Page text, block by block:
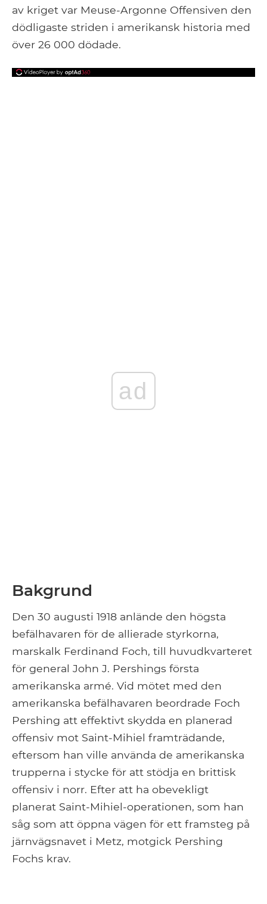
av kriget var Meuse-Argonne Offensiven den
dödligaste striden i amerikansk historia med
över 26 000 dödade.
ad
Bakgrund
Den 30 augusti 1918 anlände den högsta
befälhavaren för de allierade styrkorna,
marskalk Ferdinand Foch, till huvudkvarteret
för general John J. Pershings första
amerikanska armé. Vid mötet med den
amerikanska befälhavaren beordrade Foch
Pershing att effektivt skydda en planerad
offensiv mot Saint-Mihiel framträdande,
eftersom han ville använda de amerikanska
trupperna i stycke för att stödja en brittisk
offensiv i norr. Efter att ha obevekligt
planerat Saint-Mihiel-operationen, som han
såg som att öppna vägen för ett framsteg på
järnvägsnavet i Metz, motgick Pershing
Fochs krav.